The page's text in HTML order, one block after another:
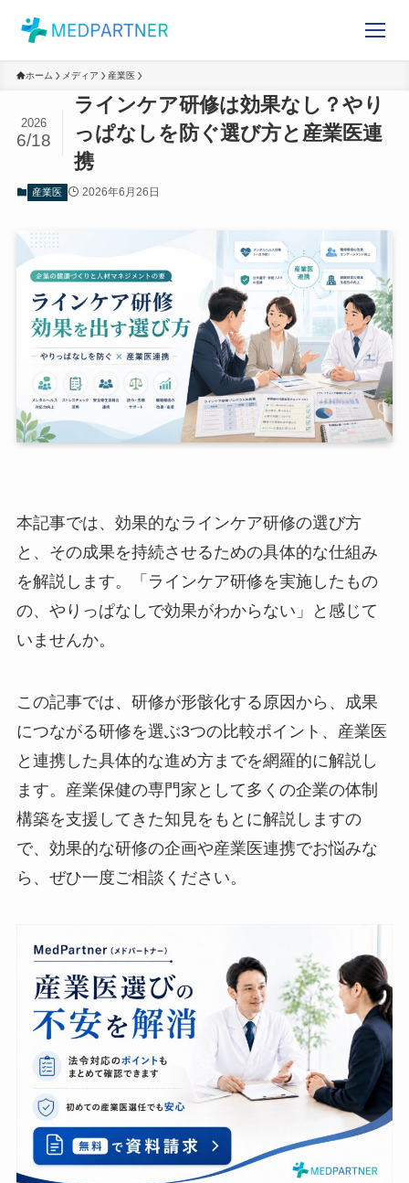
ホーム メディア 産業医
ラインケア研修は効果なし？や
りっぱなしを防ぐ選び方と産業
医連携
2026
6/18
産業医 2026年6月26日
本記事では、効果的なラインケア研修の選び方
と、その成果を持続させるための具体的な仕組み
を解説します。「ラインケア研修を実施したもの
の、やりっぱなしで効果がわからない」と感じて
いませんか。
この記事では、研修が形骸化する原因から、成果
につながる研修を選ぶ3つの比較ポイント、産業
医と連携した具体的な進め方までを網羅的に解説
します。産業保健の専門家として多くの企業の体
制構築を支援してきた知見をもとに解説しますの
で、効果的な研修の企画や産業医連携でお悩みな
ら、ぜひ一度ご相談ください。